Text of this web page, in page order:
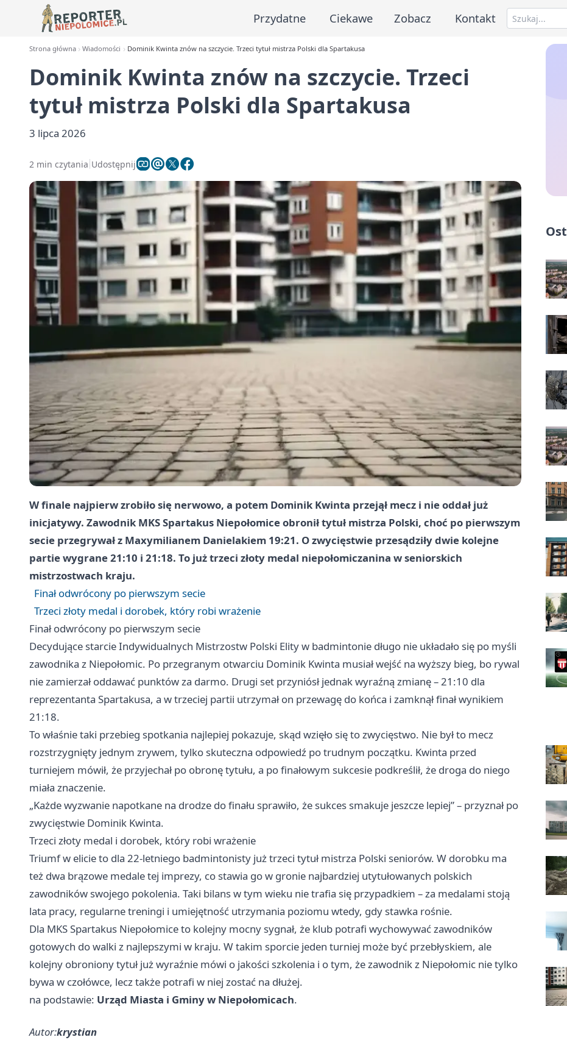
Przydatne Ciekawe Zobacz Kontakt
Strona główna Wiadomości Dominik Kwinta znów na szczycie. Trzeci tytuł mistrza Polski dla Spartakusa
Dominik Kwinta znów na szczycie. Trzeci
tytuł mistrza Polski dla Spartakusa
3 lipca 2026
2 min czytania Udostępnij
W finale najpierw zrobiło się nerwowo, a potem Dominik Kwinta przejął mecz i nie oddał już
inicjatywy. Zawodnik MKS Spartakus Niepołomice obronił tytuł mistrza Polski, choć po pierwszym
secie przegrywał z Maxymilianem Danielakiem 19:21. O zwycięstwie przesądziły dwie kolejne
partie wygrane 21:10 i 21:18. To już trzeci złoty medal niepołomiczanina w seniorskich
mistrzostwach kraju.
Finał odwrócony po pierwszym secie
Trzeci złoty medal i dorobek, który robi wrażenie
Finał odwrócony po pierwszym secie
Decydujące starcie Indywidualnych Mistrzostw Polski Elity w badmintonie długo nie układało się po myśli
zawodnika z Niepołomic. Po przegranym otwarciu Dominik Kwinta musiał wejść na wyższy bieg, bo rywal
nie zamierzał oddawać punktów za darmo. Drugi set przyniósł jednak wyraźną zmianę – 21:10 dla
reprezentanta Spartakusa, a w trzeciej partii utrzymał on przewagę do końca i zamknął finał wynikiem
21:18.
To właśnie taki przebieg spotkania najlepiej pokazuje, skąd wzięło się to zwycięstwo. Nie był to mecz
rozstrzygnięty jednym zrywem, tylko skuteczna odpowiedź po trudnym początku. Kwinta przed
turniejem mówił, że przyjechał po obronę tytułu, a po finałowym sukcesie podkreślił, że droga do niego
miała znaczenie.
„Każde wyzwanie napotkane na drodze do finału sprawiło, że sukces smakuje jeszcze lepiej” – przyznał po
zwycięstwie Dominik Kwinta.
Trzeci złoty medal i dorobek, który robi wrażenie
Triumf w elicie to dla 22-letniego badmintonisty już trzeci tytuł mistrza Polski seniorów. W dorobku ma
też dwa brązowe medale tej imprezy, co stawia go w gronie najbardziej utytułowanych polskich
zawodników swojego pokolenia. Taki bilans w tym wieku nie trafia się przypadkiem – za medalami stoją
lata pracy, regularne treningi i umiejętność utrzymania poziomu wtedy, gdy stawka rośnie.
Dla MKS Spartakus Niepołomice to kolejny mocny sygnał, że klub potrafi wychowywać zawodników
gotowych do walki z najlepszymi w kraju. W takim sporcie jeden turniej może być przebłyskiem, ale
kolejny obroniony tytuł już wyraźnie mówi o jakości szkolenia i o tym, że zawodnik z Niepołomic nie tylko
bywa w czołówce, lecz także potrafi w niej zostać na dłużej.
na podstawie: Urząd Miasta i Gminy w Niepołomicach.
Autor:krystian